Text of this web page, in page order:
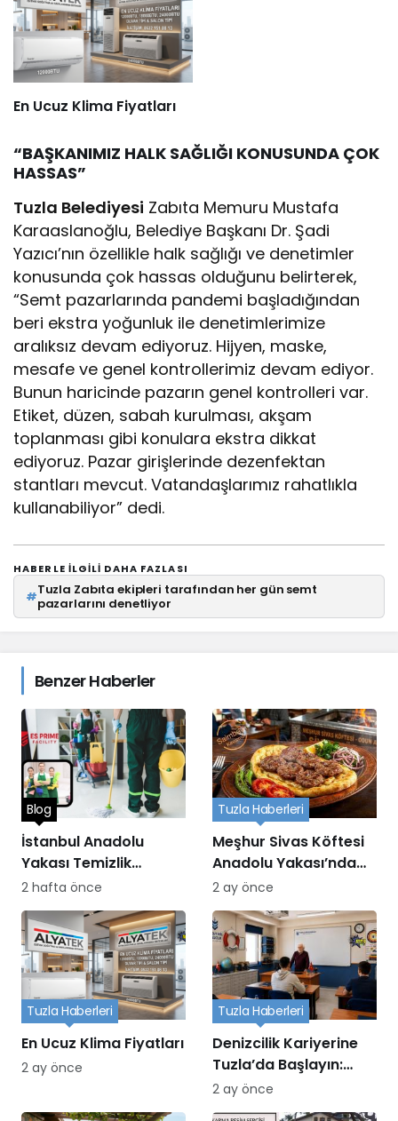
En Ucuz Klima Fiyatları
“BAŞKANIMIZ HALK SAĞLIĞI KONUSUNDA ÇOK
HASSAS”
Tuzla Belediyesi Zabıta Memuru Mustafa
Karaaslanoğlu, Belediye Başkanı Dr. Şadi
Yazıcı’nın özellikle halk sağlığı ve denetimler
konusunda çok hassas olduğunu belirterek,
“Semt pazarlarında pandemi başladığından
beri ekstra yoğunluk ile denetimlerimize
aralıksız devam ediyoruz. Hijyen, maske,
mesafe ve genel kontrollerimiz devam ediyor.
Bunun haricinde pazarın genel kontrolleri var.
Etiket, düzen, sabah kurulması, akşam
toplanması gibi konulara ekstra dikkat
ediyoruz. Pazar girişlerinde dezenfektan
stantları mevcut. Vatandaşlarımız rahatlıkla
kullanabiliyor” dedi.
HABERLE ILGILI DAHA FAZLASI
#Tuzla Zabıta ekipleri tarafından her gün semt
pazarlarını denetliyor
Benzer Haberler
İstanbul Anadolu
Yakası Temizlik
Hizmetleri
Blog
2 hafta önce
Meşhur Sivas Köftesi
Anadolu Yakası’nda
nerede yenir?
Tuzla Haberleri
2 ay önce
En Ucuz Klima Fiyatları
Tuzla Haberleri
2 ay önce
Denizcilik Kariyerine
Tuzla’da Başlayın:
Turgut Reis Eğitim
Kurumu
Tuzla Haberleri
2 ay önce